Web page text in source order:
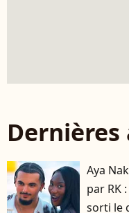
Aya
par RK
sorti le